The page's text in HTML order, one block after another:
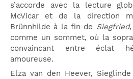
s’accorde avec la lecture
McVicar et de la direction
Brünnhilde à la fin de Siegfried
comme un sommet, où la
convaincant entre éclat
amoureuse.
Elza van den Heever, Sieglinde